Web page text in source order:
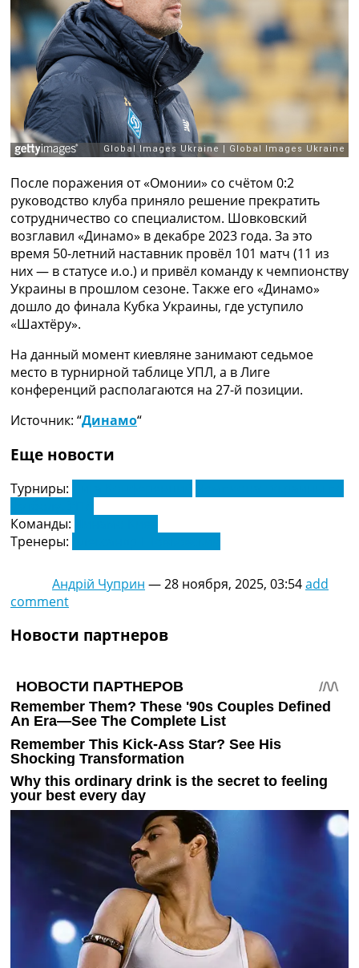
Рейтинг ФИФА
ТВ программа
RU
UA
Categories
Главная
Новости футбола
Видео
Трансферы
Новости футбола Украины
Последние комментарии
Конкурс прогнозов
Логин
Рейтинги
Правила
Коллективный прогноз
Турниры
Чемпионат Мира
Украина. Премьер-Лига
Украина. Первая Лига
Англия. Премьер Лига
Другие Турниры >>>
Таблицы
Таблицы групп Чемпионата Мира
Украина. Премьер-Лига
Украина. Первая Лига
Лига Чемпионов. Таблицы групп
Испания. Ла Лига
Рейтинг стран УЕФА
ТВ программа
После поражения от «Омонии» со счётом 0:2
руководство клуба приняло решение прекратить
сотрудничество со специалистом. Шовковский
возглавил «Динамо» в декабре 2023 года. За это
время 50-летний наставник провёл 101 матч (11 из
них — в статусе и.о.) и привёл команду к чемпионству
Украины в прошлом сезоне. Также его «Динамо»
дошло до финала Кубка Украины, где уступило
«Шахтёру».
На данный момент киевляне занимают седьмое
место в турнирной таблице УПЛ, а в Лиге
конференций располагаются на 27-й позиции.
Источник: “Динамо“
Еще новости
Турниры:
Команды:
Тренеры:
Андрій Чуприн —28 ноября, 2025, 03:54add
comment
Новости партнеров